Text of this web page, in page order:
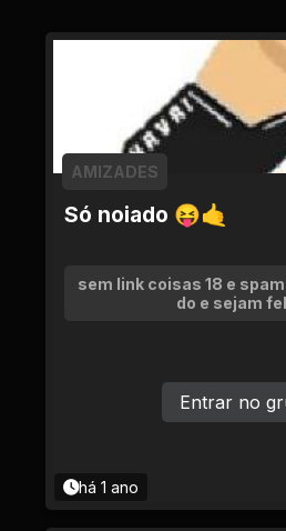
Só noiado 😝🤙
AMIZADES
sem link coisas 18 e
do e sejam
há 1 ano
Entrar no